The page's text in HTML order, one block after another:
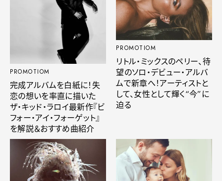
PROMOTIOM
完成アルバムを白紙に！失
恋の想いを率直に描いた
ザ・キッド・ラロイ最新作『ビ
フォー・アイ・フォーゲット』
を解説＆おすすめ曲紹介
PROMOTIOM
リトル・ミックスのペリー、待
望のソロ・デビュー・アルバ
ムで新章へ！アーティストと
して、女性として輝く“今”に
迫る